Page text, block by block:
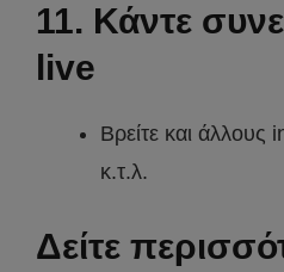
11. Κάντε
live
Βρείτε και
κ.τ.λ.
Δείτε